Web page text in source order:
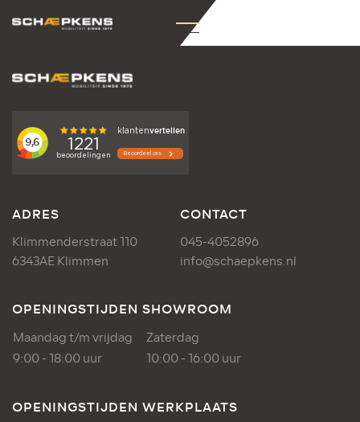
ADRES
Klimmenderstraat 110
6343AE Klimmen
CONTACT
045-4052896
info@schaepkens.nl
OPENINGSTIJDEN SHOWROOM
Maandag t/m vrijdag
Zaterdag
9:00 - 18:00 uur
10:00 - 16:00 uur
OPENINGSTIJDEN WERKPLAATS